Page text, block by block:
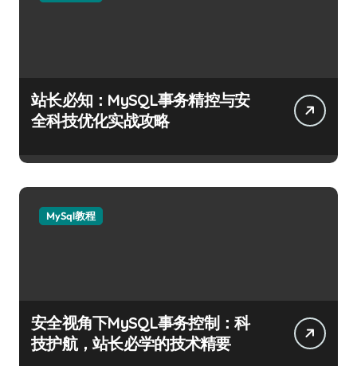
站长必知：MySQL事务精控与安
全科技优化实战攻略
MySql教程
安全视角下MySQL事务控制：科
技护航，站长必学的技术精要